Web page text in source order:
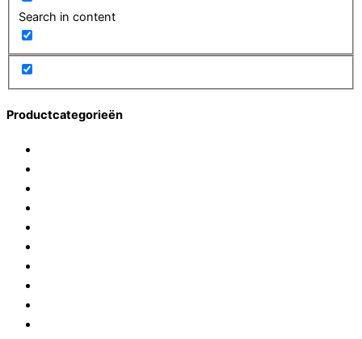
Search in content
Productcategorieën